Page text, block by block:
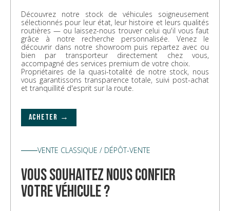
Découvrez notre stock de véhicules soigneusement
sélectionnés pour leur état, leur histoire et leurs qualités
routières — ou laissez-nous trouver celui qu'il vous faut
grâce à notre recherche personnalisée. Venez le
découvrir dans notre showroom puis repartez avec ou
bien par transporteur directement chez vous,
accompagné des services premium de votre choix.
Propriétaires de la quasi-totalité de notre stock, nous
vous garantissons transparence totale, suivi post-achat
et tranquillité d'esprit sur la route.
ACHETER →
VENTE CLASSIQUE / DÉPÔT-VENTE
vous souhaitez nous confier
votre véhicule ?